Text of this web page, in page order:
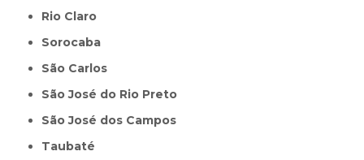
Rio Claro
Sorocaba
São Carlos
São José do Rio Preto
São José dos Campos
Taubaté